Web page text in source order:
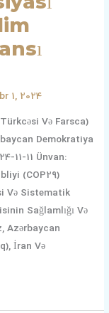
1, 2024
Və Farsca)
Demokratiya
11-11 Ünvan:
(COP29)
Və Sistematik
Sağlamlığı Və
Azərbaycan
İran Və